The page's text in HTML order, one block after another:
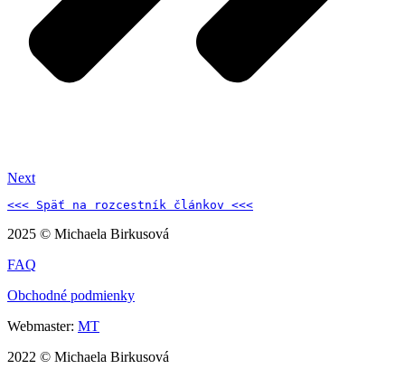
Next
<<< Späť na rozcestník článkov <<<
2025 © Michaela Birkusová
FAQ
Obchodné podmienky
Webmaster: MT
2022 © Michaela Birkusová